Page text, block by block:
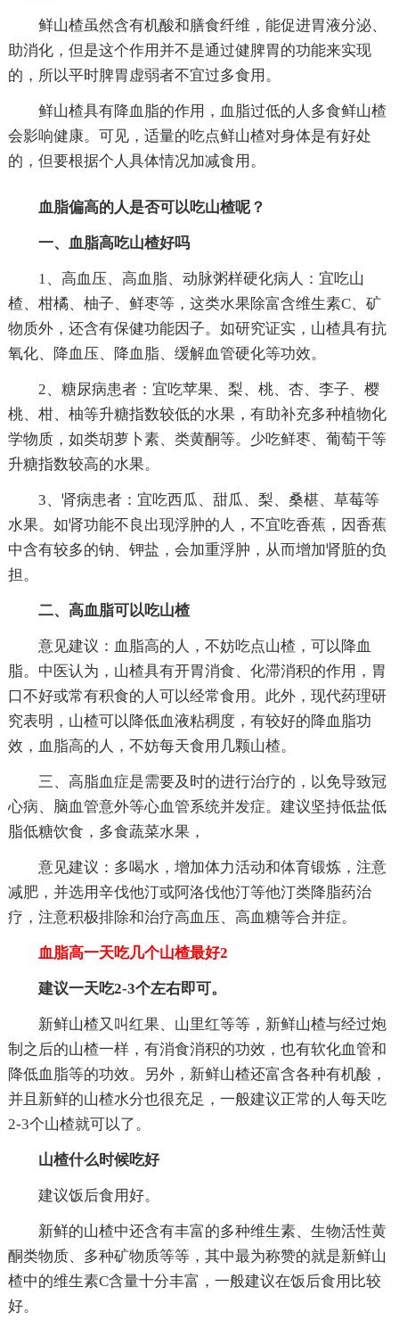
鲜山楂虽然含有机酸和膳食纤维，能促进胃液分泌、
助消化，但是这个作用并不是通过健脾胃的功能来实现
的，所以平时脾胃虚弱者不宜过多食用。
鲜山楂具有降血脂的作用，血脂过低的人多食鲜山楂
会影响健康。可见，适量的吃点鲜山楂对身体是有好处
的，但要根据个人具体情况加减食用。
血脂偏高的人是否可以吃山楂呢？
一、血脂高吃山楂好吗
1、高血压、高血脂、动脉粥样硬化病人：宜吃山
楂、柑橘、柚子、鲜枣等，这类水果除富含维生素C、矿
物质外，还含有保健功能因子。如研究证实，山楂具有抗
氧化、降血压、降血脂、缓解血管硬化等功效。
2、糖尿病患者：宜吃苹果、梨、桃、杏、李子、樱
桃、柑、柚等升糖指数较低的水果，有助补充多种植物化
学物质，如类胡萝卜素、类黄酮等。少吃鲜枣、葡萄干等
升糖指数较高的水果。
3、肾病患者：宜吃西瓜、甜瓜、梨、桑椹、草莓等
水果。如肾功能不良出现浮肿的人，不宜吃香蕉，因香蕉
中含有较多的钠、钾盐，会加重浮肿，从而增加肾脏的负
担。
二、高血脂可以吃山楂
意见建议：血脂高的人，不妨吃点山楂，可以降血
脂。中医认为，山楂具有开胃消食、化滞消积的作用，胃
口不好或常有积食的人可以经常食用。此外，现代药理研
究表明，山楂可以降低血液粘稠度，有较好的降血脂功
效，血脂高的人，不妨每天食用几颗山楂。
三、高脂血症是需要及时的进行治疗的，以免导致冠
心病、脑血管意外等心血管系统并发症。建议坚持低盐低
脂低糖饮食，多食蔬菜水果，
意见建议：多喝水，增加体力活动和体育锻炼，注意
减肥，并选用辛伐他汀或阿洛伐他汀等他汀类降脂药治
疗，注意积极排除和治疗高血压、高血糖等合并症。
血脂高一天吃几个山楂最好2
建议一天吃2-3个左右即可。
新鲜山楂又叫红果、山里红等等，新鲜山楂与经过炮
制之后的山楂一样，有消食消积的功效，也有软化血管和
降低血脂等的功效。另外，新鲜山楂还富含各种有机酸，
并且新鲜的山楂水分也很充足，一般建议正常的人每天吃
2-3个山楂就可以了。
山楂什么时候吃好
建议饭后食用好。
新鲜的山楂中还含有丰富的多种维生素、生物活性黄
酮类物质、多种矿物质等等，其中最为称赞的就是新鲜山
楂中的维生素C含量十分丰富，一般建议在饭后食用比较
好。